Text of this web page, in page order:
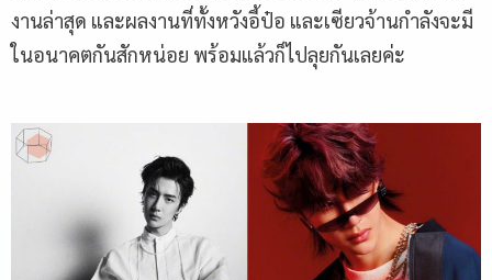
งานล่าสุด และผลงานที่ทั้งหวังอี้ป๋อ และเซียวจ้านกำลังจะมี
ในอนาคตกันสักหน่อย พร้อมแล้วก็ไปลุยกันเลยค่ะ